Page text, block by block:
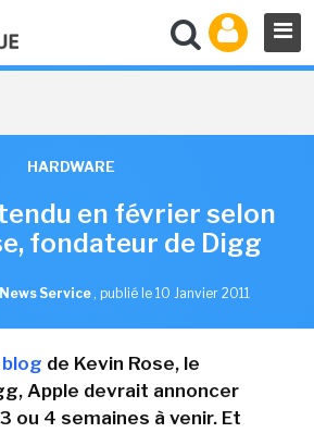
HARDWARE
en février selon
fondateur de Digg
Service , publié le 10 Janvier 2011
blog de Kevin Rose, le
Apple devrait annoncer
ou 4 semaines à venir. Et